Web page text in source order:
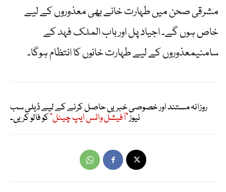
مشرقی صحن میں طہارت خانے بھی معذوروں کے لیے
خاص ہوں گے۔ اجیاد پل اور باب الملک فہد کے
سامنیمعذوروں کے لیے طہارت خانوں کا انتظام ہوگا۔
روزانہ مستند اور خصوصی خبریں حاصل کرنے کے لیے ڈیلی سب
نیوز"آفیشل واٹس ایپ چینل"کو فالو کریں۔